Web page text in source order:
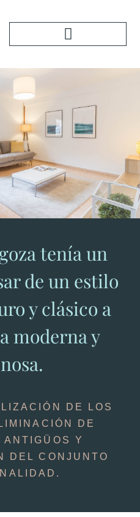
tenía un
de un estilo
y clásico a
moderna y
DE LOS
DE
ANTIGÜOS Y
DEL CONJUNTO